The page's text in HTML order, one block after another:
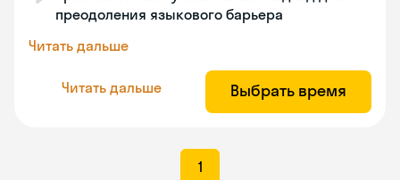
преодоления языкового барьера
Читать дальше
Читать дальше Выбрать время
1